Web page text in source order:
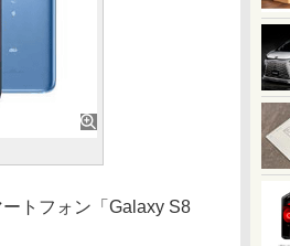
トフォン「Galaxy S8